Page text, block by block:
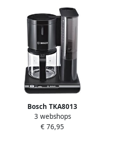
Bosch TKA8013
Koffiezetapparaat Styline
Piano zwart
3 webshops
€ 76,95